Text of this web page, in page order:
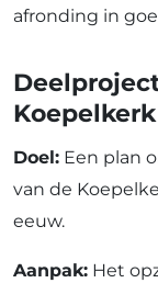
afronding in
Doel: Een plan
van de
eeuw.
Aanpak: Het